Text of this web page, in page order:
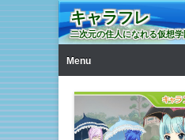
キャラフレ
二次元の住人になれる仮想
Menu